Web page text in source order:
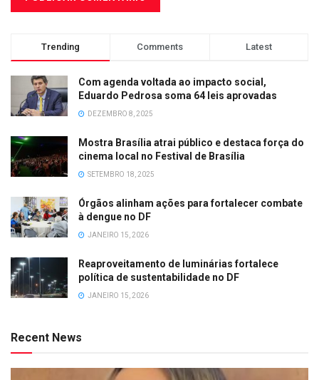
Trending Comments Latest
Com agenda voltada ao impacto social,
Eduardo Pedrosa soma 64 leis aprovadas
DEZEMBRO 8, 2025
Mostra Brasília atrai público e destaca força do
cinema local no Festival de Brasília
SETEMBRO 18, 2025
Órgãos alinham ações para fortalecer combate
à dengue no DF
JANEIRO 15, 2026
Reaproveitamento de luminárias fortalece
política de sustentabilidade no DF
JANEIRO 15, 2026
Recent News